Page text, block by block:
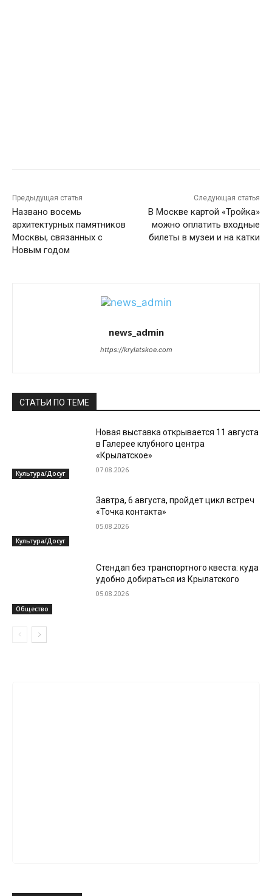
Предыдущая статья
Названо восемь
архитектурных памятников
Москвы, связанных с
Новым годом
Следующая статья
В Москве картой «Тройка»
можно оплатить входные
билеты в музеи и на катки
news_admin
https://krylatskoe.com
СТАТЬИ ПО ТЕМЕ
Культура/Досуг
Новая выставка открывается 11 августа
в Галерее клубного центра
«Крылатское»
07.08.2026
Культура/Досуг
Завтра, 6 августа, пройдет цикл встреч
«Точка контакта»
05.08.2026
Общество
Стендап без транспортного квеста: куда
удобно добираться из Крылатского
05.08.2026